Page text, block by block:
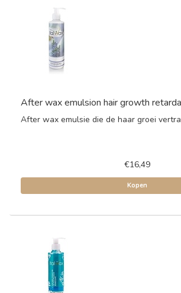
After wax emulsion hair growth
After wax emulsie die de haar groei
€16,49
Kopen